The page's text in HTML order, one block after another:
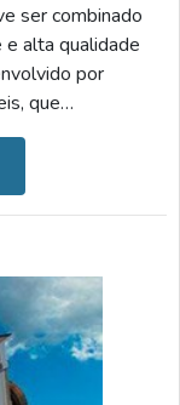
ser combinado
e alta qualidade
por
que
Diante desses
A DIAAs
são os